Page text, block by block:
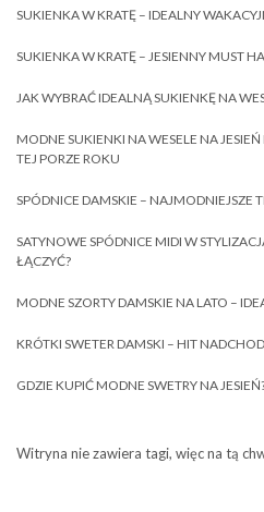
SUKIENKA W KRATĘ – IDEALNY
SUKIENKA W KRATĘ – JESIENNY MUST
JAK WYBRAĆ IDEALNĄ SUKIENKĘ NA
MODNE SUKIENKI NA WESELE NA
TEJ PORZE ROKU
SPÓDNICE DAMSKIE – NAJMODNIEJSZE
SATYNOWE SPÓDNICE MIDI W
ŁĄCZYĆ?
MODNE SZORTY DAMSKIE NA LATO –
KRÓTKI SWETER DAMSKI – HIT
GDZIE KUPIĆ MODNE SWETRY NA
Witryna nie zawiera tagi, więc na tą